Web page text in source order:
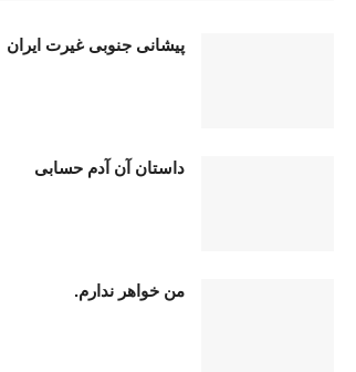
پیشانی جنوبی غیرت ایران
داستان آن آدم حسابی
من خواهر ندارم.